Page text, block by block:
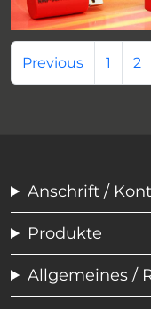
Previous 1 2
Anschrift /
Produkte
Allgemeines /